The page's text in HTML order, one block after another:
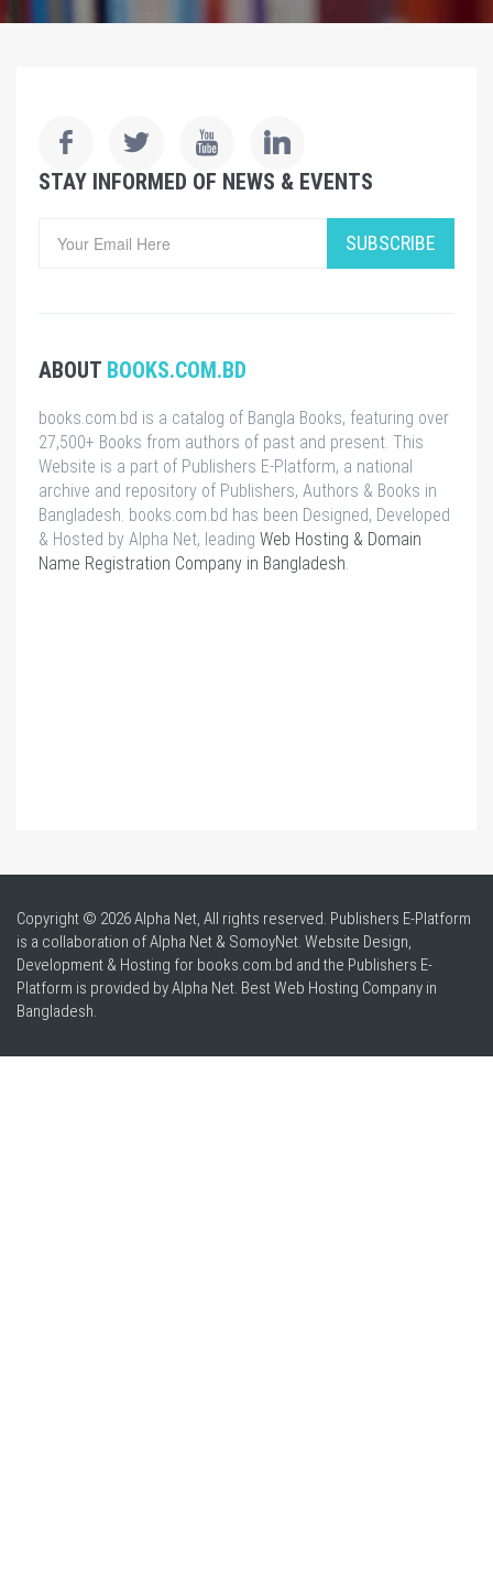
STAY INFORMED OF NEWS & EVENTS
SUBSCRIBE
ABOUT BOOKS.COM.BD
books.com.bd is a catalog of Bangla Books, featuring over
27,500+ Books from authors of past and present. This
Website is a part of Publishers E-Platform, a national
archive and repository of Publishers, Authors & Books in
Bangladesh. books.com.bd has been Designed, Developed
& Hosted by Alpha Net, leading Web Hosting & Domain
Name Registration Company in Bangladesh.
Copyright © 2026 Alpha Net, All rights reserved. Publishers E-Platform
is a collaboration of Alpha Net & SomoyNet. Website Design,
Development & Hosting for books.com.bd and the Publishers E-
Platform is provided by Alpha Net. BestWeb Hosting Company in
Bangladesh.